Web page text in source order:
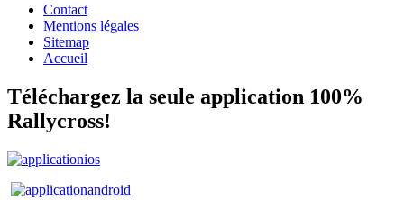
Contact
Mentions légales
Sitemap
Accueil
Téléchargez la seule application 100%
Rallycross!